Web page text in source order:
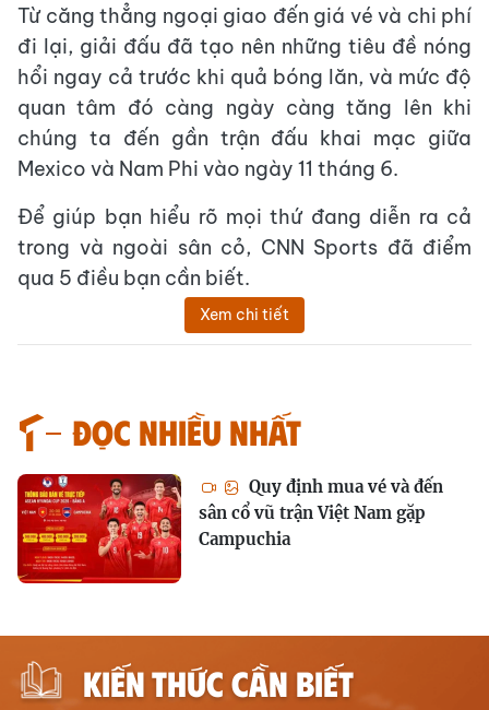
Từ căng thẳng ngoại giao đến giá vé và chi phí
đi lại, giải đấu đã tạo nên những tiêu đề nóng
hổi ngay cả trước khi quả bóng lăn, và mức độ
quan tâm đó càng ngày càng tăng lên khi
chúng ta đến gần trận đấu khai mạc giữa
Mexico và Nam Phi vào ngày 11 tháng 6.
Để giúp bạn hiểu rõ mọi thứ đang diễn ra cả
trong và ngoài sân cỏ, CNN Sports đã điểm
qua 5 điều bạn cần biết.
Xem chi tiết
Đọc nhiều nhất
Quy định mua vé và đến
sân cổ vũ trận Việt Nam gặp
Campuchia
KIẾN THỨC CẦN BIẾT